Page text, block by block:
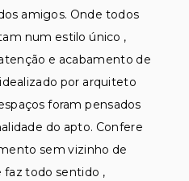
amigos. Onde todos
num estilo único ,
e acabamento de
por arquiteto
foram pensados
do apto. Confere
sem vizinho de
faz todo sentido ,